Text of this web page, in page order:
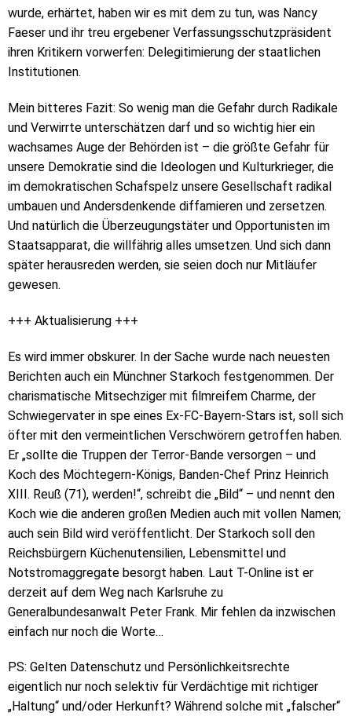
wurde, erhärtet, haben wir es mit dem zu tun, was Nancy
Faeser und ihr treu ergebener Verfassungsschutzpräsident
ihren Kritikern vorwerfen: Delegitimierung der staatlichen
Institutionen.
Mein bitteres Fazit: So wenig man die Gefahr durch Radikale
und Verwirrte unterschätzen darf und so wichtig hier ein
wachsames Auge der Behörden ist – die größte Gefahr für
unsere Demokratie sind die Ideologen und Kulturkrieger, die
im demokratischen Schafspelz unsere Gesellschaft radikal
umbauen und Andersdenkende diffamieren und zersetzen.
Und natürlich die Überzeugungstäter und Opportunisten im
Staatsapparat, die willfährig alles umsetzen. Und sich dann
später herausreden werden, sie seien doch nur Mitläufer
gewesen.
+++ Aktualisierung +++
Es wird immer obskurer. In der Sache wurde nach neuesten
Berichten auch ein Münchner Starkoch festgenommen. Der
charismatische Mitsechziger mit filmreifem Charme, der
Schwiegervater in spe eines Ex-FC-Bayern-Stars ist, soll sich
öfter mit den vermeintlichen Verschwörern getroffen haben.
Er „sollte die Truppen der Terror-Bande versorgen – und
Koch des Möchtegern-Königs, Banden-Chef Prinz Heinrich
XIII. Reuß (71), werden!“, schreibt die „Bild“ – und nennt den
Koch wie die anderen großen Medien auch mit vollen Namen;
auch sein Bild wird veröffentlicht. Der Starkoch soll den
Reichsbürgern Küchenutensilien, Lebensmittel und
Notstromaggregate besorgt haben. Laut T-Online ist er
derzeit auf dem Weg nach Karlsruhe zu
Generalbundesanwalt Peter Frank. Mir fehlen da inzwischen
einfach nur noch die Worte…
PS: Gelten Datenschutz und Persönlichkeitsrechte
eigentlich nur noch selektiv für Verdächtige mit richtiger
„Haltung“ und/oder Herkunft? Während solche mit „falscher“